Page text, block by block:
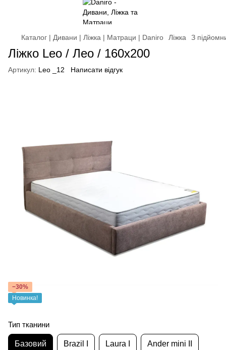
Каталог | Дивани | Ліжка | Матраци | Daniro Ліжка З
Ліжко Leo / Лео / 160х200
Артикул: Leo _12 Написати відгук
−30%
Новинка!
Тип тканини
Базовий Brazil I Laura I Ander mini II